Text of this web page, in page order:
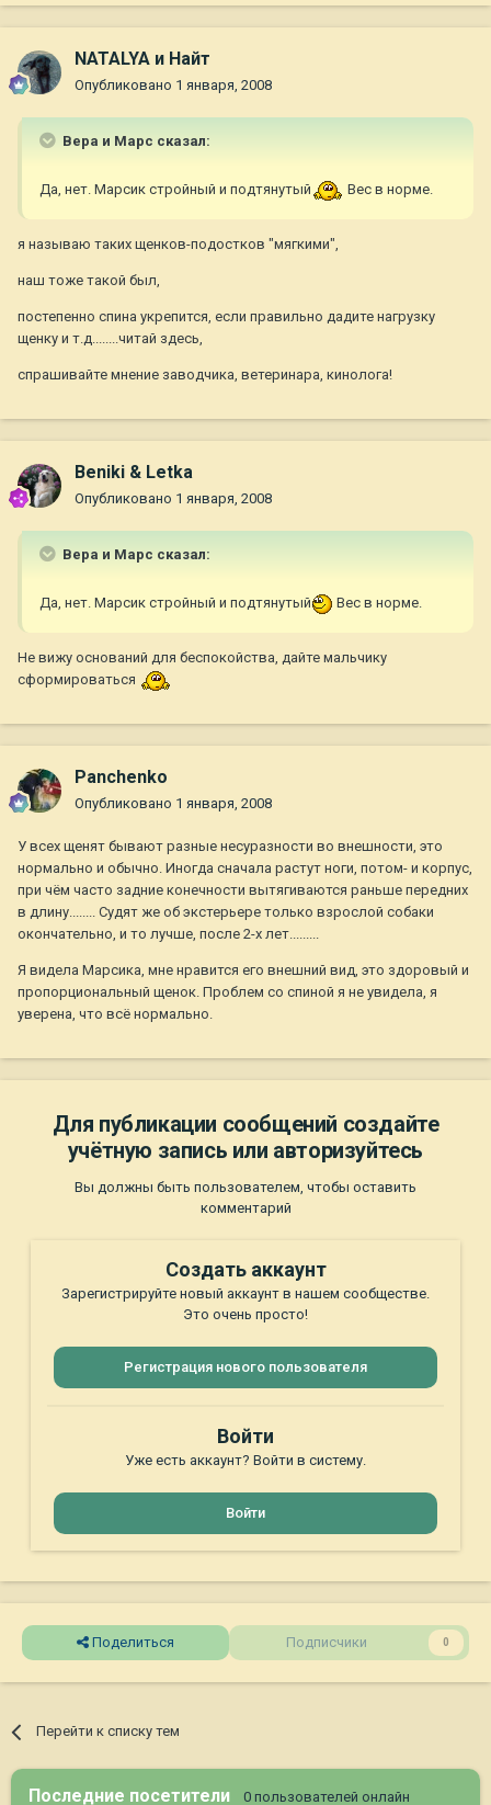
NATALYA и Найт
Опубликовано 1 января, 2008
Вера и Марс сказал:
Да, нет. Марсик стройный и подтянутый Вес в норме.
я называю таких щенков-подостков "мягкими",
наш тоже такой был,
постепенно спина укрепится, если правильно дадите нагрузку
щенку и т.д........читай здесь,
спрашивайте мнение заводчика, ветеринара, кинолога!
Beniki & Letka
Опубликовано 1 января, 2008
Вера и Марс сказал:
Да, нет. Марсик стройный и подтянутый Вес в норме.
Не вижу оснований для беспокойства, дайте мальчику
сформироваться
Panchenko
Опубликовано 1 января, 2008
У всех щенят бывают разные несуразности во внешности, это
нормально и обычно. Иногда сначала растут ноги, потом- и корпус,
при чём часто задние конечности вытягиваются раньше передних
в длину........ Судят же об экстерьере только взрослой собаки
окончательно, и то лучше, после 2-х лет.........
Я видела Марсика, мне нравится его внешний вид, это здоровый и
пропорциональный щенок. Проблем со спиной я не увидела, я
уверена, что всё нормально.
Для публикации сообщений создайте
учётную запись или авторизуйтесь
Вы должны быть пользователем, чтобы оставить
комментарий
Создать аккаунт
Зарегистрируйте новый аккаунт в нашем сообществе.
Это очень просто!
Регистрация нового пользователя
Войти
Уже есть аккаунт? Войти в систему.
Войти
Поделиться Подписчики 0
Перейти к списку тем
Последние посетители 0 пользователей онлайн